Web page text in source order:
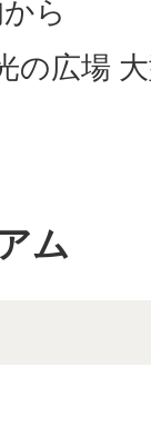
ら
の広場
ム